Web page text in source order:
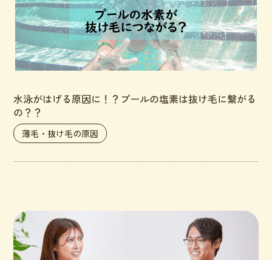
水泳がはげる原因に！？プールの塩素は抜け毛に繋がる
の？？
薄毛・抜け毛の原因